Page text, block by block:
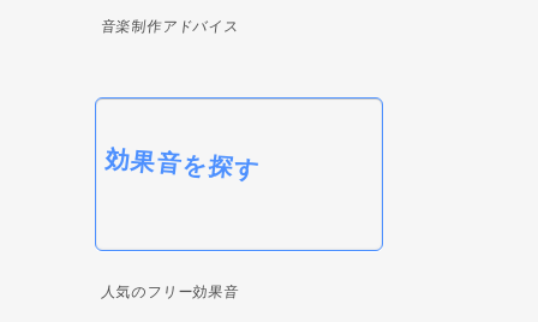
音楽制作アドバイス
効果音を探す
人気のフリー効果音